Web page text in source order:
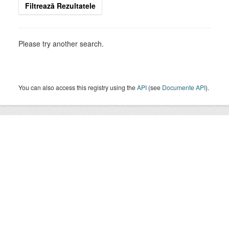
Filtrează Rezultatele
Please try another search.
You can also access this registry using theAPI (see Documente API).